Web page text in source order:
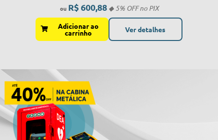
R$600,88
Adicionar ao
carrinho Ver detalhes